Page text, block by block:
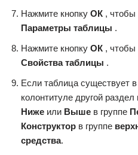
Нажмите кнопку ОК , чтобы
Параметры таблицы .
Нажмите кнопку ОК , чтобы
Свойства таблицы .
Если таблица существует
колонтитуле другой
Ниже или Выше в группе
Конструктор в группе
средства.